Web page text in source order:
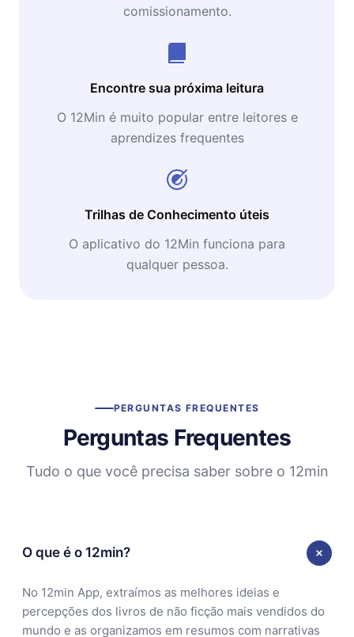
comissionamento.
Encontre sua próxima leitura
O 12Min é muito popular entre leitores e
aprendizes frequentes
Trilhas de Conhecimento úteis
O aplicativo do 12Min funciona para
qualquer pessoa.
PERGUNTAS FREQUENTES
Perguntas Frequentes
Tudo o que você precisa saber sobre o 12min
O que é o 12min?
No 12min App, extraímos as melhores ideias e
percepções dos livros de não ficção mais vendidos do
mundo e as organizamos em resumos com narrativas